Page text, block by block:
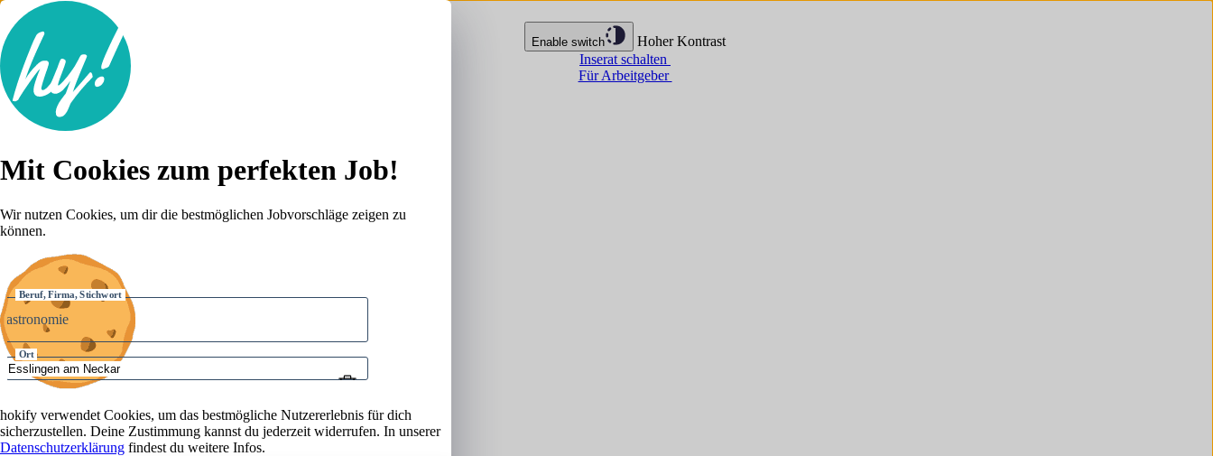
Enable switch
Hoher Kontrast
Inserat schalten
Für Arbeitgeber
Lebenslauf
Anmelden
Beruf, Firma, Stichwort
Ort
Jobs finden
Mit Cookies zum perfekten Job!
Wir nutzen Cookies, um dir die bestmöglichen Jobvorschläge zeigen zu
können.
hokify verwendet Cookies, um das bestmögliche Nutzererlebnis für dich
sicherzustellen. Deine Zustimmung kannst du jederzeit widerrufen. In unserer
Datenschutzerklärung findest du weitere Infos.